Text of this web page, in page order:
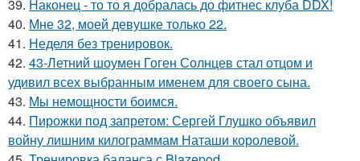
39. Наконец - то то я добралась до фитнес клуба DDX!
40. Мне 32, моей девушке только 22.
41. Неделя без тренировок.
42. 43-Летний шоумен Гоген Солнцев стал отцом и
удивил всех выбранным именем для своего сына.
43. Мы немощности боимся.
44. Пирожки под запретом: Сергей Глушко объявил
войну лишним килограммам Наташи королевой.